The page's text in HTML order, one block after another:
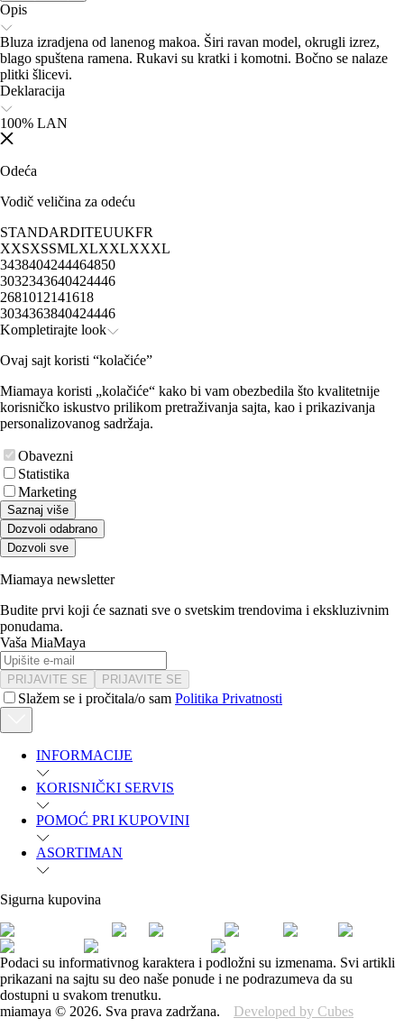
Opis
Bluza izradjena od lanenog makoa. Širi ravan model, okrugli izrez,
blago spuštena ramena. Rukavi su kratki i komotni. Bočno se nalaze
plitki šlicevi.
Deklaracija
100% LAN
Odeća
Vodič veličina za odeću
STANDARDITEUUKFR
XXSXSSMLXLXXLXXXL
3438404244464850
3032343640424446
2681012141618
3034363840424446
Kompletirajte look
Ovaj sajt koristi “kolačiće”
Miamaya koristi „kolačiće“ kako bi vam obezbedila što kvalitetnije
korisničko iskustvo prilikom pretraživanja sajta, kao i prikazivanja
personalizovanog sadržaja.
Obavezni
Statistika
Marketing
Saznaj više
Dozvoli odabrano
Dozvoli sve
Miamaya newsletter
Budite prvi koji će saznati sve o svetskim trendovima i ekskluzivnim
ponudama.
Vaša MiaMaya
PRIJAVITE SE PRIJAVITE SE
Slažem se i pročitala/o sam Politika Privatnosti
INFORMACIJE
KORISNIČKI SERVIS
POMOĆ PRI KUPOVINI
ASORTIMAN
Sigurna kupovina
Podaci su informativnog karaktera i podložni su izmenama. Svi artikli
prikazani na sajtu su deo naše ponude i ne podrazumeva da su
dostupni u svakom trenutku.
miamaya © 2026. Sva prava zadržana. Developed by Cubes